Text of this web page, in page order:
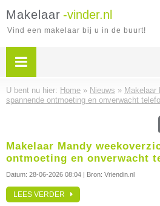
Makelaar -vinder.nl
Vind een makelaar bij u in de buurt!
U bent nu hier: Home » Nieuws » Makelaar
spannende ontmoeting en onverwacht
Makelaar Mandy
ontmoeting en onverwacht
Datum: 28-06-2026 08:04 | Bron: Vriendin.nl
LEES VERDER